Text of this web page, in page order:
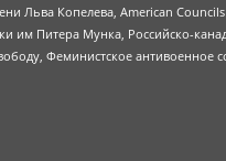
Льва Копелева, American
Питера Мунка, Российско-
Феминистское антивоенное